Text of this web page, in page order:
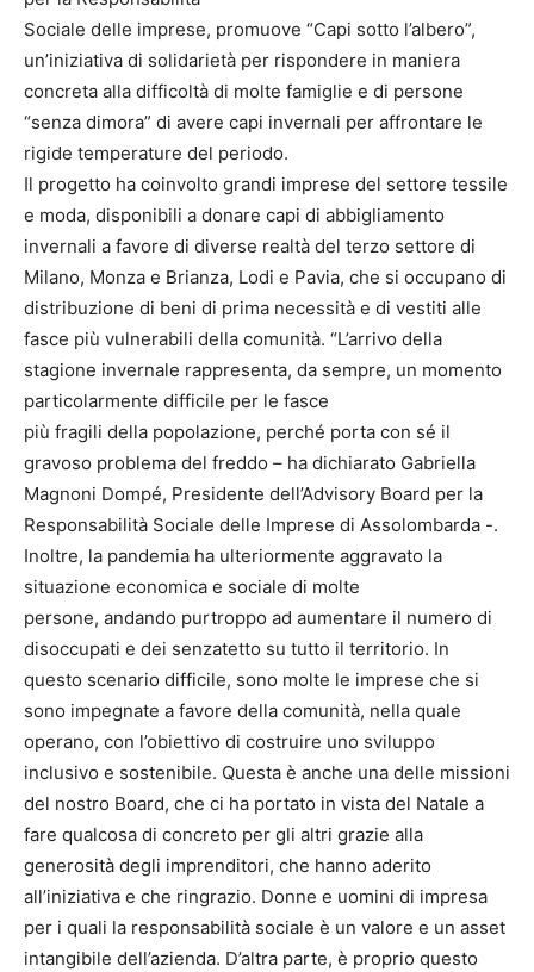
Sociale delle imprese, promuove “Capi sotto l’albero”,
un’iniziativa di solidarietà per rispondere in maniera
concreta alla difficoltà di molte famiglie e di persone
“senza dimora” di avere capi invernali per affrontare le
rigide temperature del periodo.
Il progetto ha coinvolto grandi imprese del settore tessile
e moda, disponibili a donare capi di abbigliamento
invernali a favore di diverse realtà del terzo settore di
Milano, Monza e Brianza, Lodi e Pavia, che si occupano di
distribuzione di beni di prima necessità e di vestiti alle
fasce più vulnerabili della comunità. “L’arrivo della
stagione invernale rappresenta, da sempre, un momento
particolarmente difficile per le fasce
più fragili della popolazione, perché porta con sé il
gravoso problema del freddo – ha dichiarato Gabriella
Magnoni Dompé, Presidente dell’Advisory Board per la
Responsabilità Sociale delle Imprese di Assolombarda -.
Inoltre, la pandemia ha ulteriormente aggravato la
situazione economica e sociale di molte
persone, andando purtroppo ad aumentare il numero di
disoccupati e dei senzatetto su tutto il territorio. In
questo scenario difficile, sono molte le imprese che si
sono impegnate a favore della comunità, nella quale
operano, con l’obiettivo di costruire uno sviluppo
inclusivo e sostenibile. Questa è anche una delle missioni
del nostro Board, che ci ha portato in vista del Natale a
fare qualcosa di concreto per gli altri grazie alla
generosità degli imprenditori, che hanno aderito
all’iniziativa e che ringrazio. Donne e uomini di impresa
per i quali la responsabilità sociale è un valore e un asset
intangibile dell’azienda. D’altra parte, è proprio questo